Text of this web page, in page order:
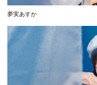
夢実あすか